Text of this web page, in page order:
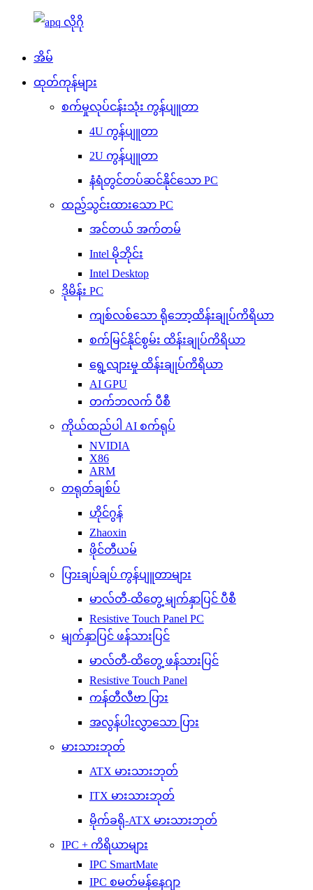
အိမ်
ထုတ်ကုန်များ
စက်မှုလုပ်ငန်းသုံး ကွန်ပျူတာ
4U ကွန်ပျူတာ
2U ကွန်ပျူတာ
နံရံတွင်တပ်ဆင်နိုင်သော PC
ထည့်သွင်းထားသော PC
အင်တယ် အက်တမ်
Intel မိုဘိုင်း
Intel Desktop
ဒိုမိန်း PC
ကျစ်လစ်သော ရိုဘော့ထိန်းချုပ်ကိရိယာ
စက်မြင်နိုင်စွမ်း ထိန်းချုပ်ကိရိယာ
ရွေ့လျားမှု ထိန်းချုပ်ကိရိယာ
AI GPU
တက်ဘလက် ပီစီ
ကိုယ်ထည်ပါ AI စက်ရုပ်
NVIDIA
X86
ARM
တရုတ်ချစ်ပ်
ဟိုင်ဂွန်
Zhaoxin
ဖိုင်တီယမ်
ပြားချပ်ချပ် ကွန်ပျူတာများ
မာလ်တီ-ထိတွေ့ မျက်နှာပြင် ပီစီ
Resistive Touch Panel PC
မျက်နှာပြင် ဖန်သားပြင်
မာလ်တီ-ထိတွေ့ ဖန်သားပြင်
Resistive Touch Panel
ကန်တီလီဗာ ပြား
အလွန်ပါးလွှာသော ပြား
မားသားဘုတ်
ATX မားသားဘုတ်
ITX မားသားဘုတ်
မိုက်ခရို-ATX မားသားဘုတ်
IPC + ကိရိယာများ
IPC SmartMate
IPC စမတ်မန်နေဂျာ